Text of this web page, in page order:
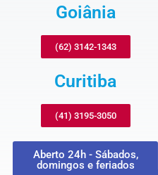
Goiânia
(62) 3142-1343
Curitiba
(41) 3195-3050
Aberto 24h - Sábados,
domingos e feriados